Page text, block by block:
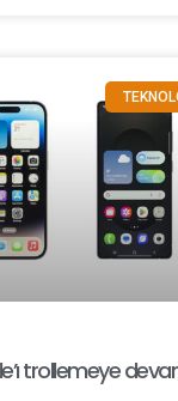
trollemeye